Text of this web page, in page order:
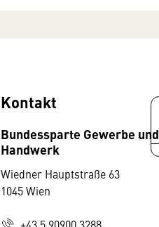
Kontakt
Bundessparte Gewerbe und
Handwerk
Wiedner Hauptstraße 63
1045 Wien